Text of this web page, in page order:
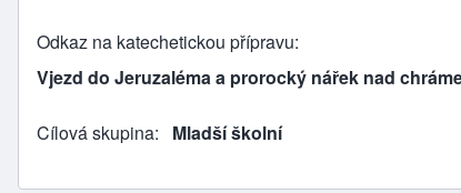
Odkaz na katechetickou přípravu
Vjezd do Jeruzaléma a prorocký nářek nad
Cílová skupina Mladší školní